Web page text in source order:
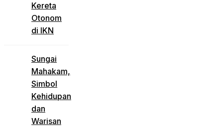
Kereta
Otonom
di IKN
Sungai
Mahakam,
Simbol
Kehidupan
dan
Warisan